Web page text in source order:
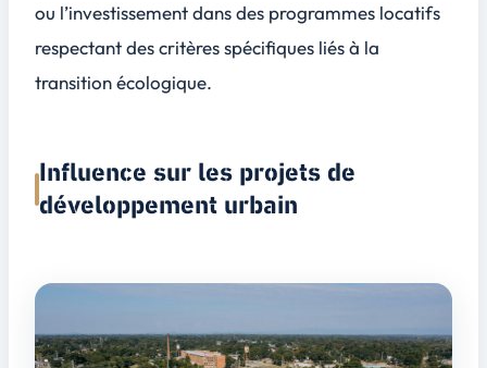
ou l’investissement dans des programmes locatifs
respectant des critères spécifiques liés à la
transition écologique.
Influence sur les projets de
développement urbain